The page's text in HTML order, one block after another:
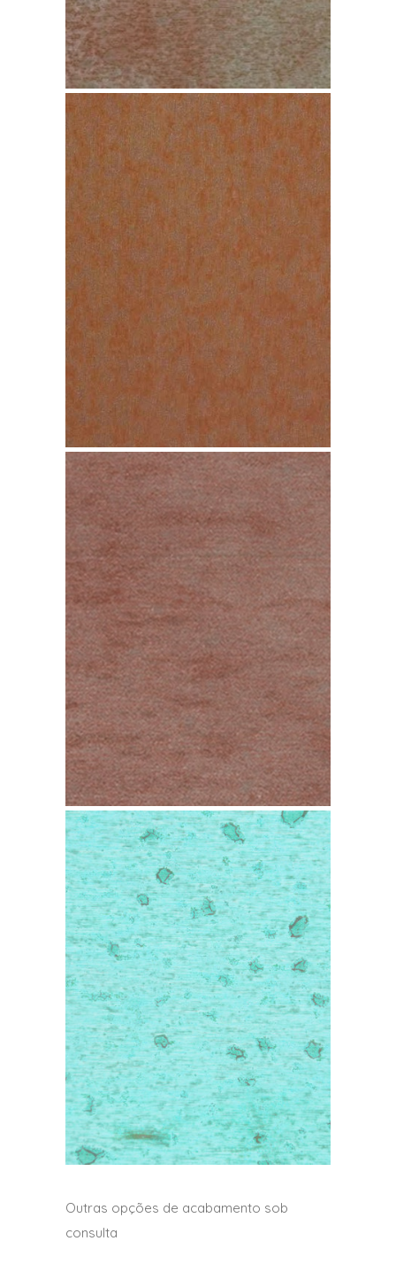
Cobre TECU Iron One
Cobre TECU Iron Two
Cobre TECU Bond
Patina
Outras opções de acabamento sob
consulta